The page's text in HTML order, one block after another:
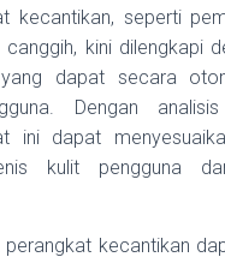
kecantikan, seperti
kini dilengkapi
dapat secara
Dengan
ini dapat
kulit pengguna
perangkat kecantikan